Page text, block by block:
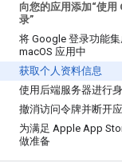
向您的应用添加“使
录”
将 Google 登录功能
macOS 应用中
获取个人资料信息
使用后端服务器进行
撤消访问令牌并断开
为满足 Apple App
做准备